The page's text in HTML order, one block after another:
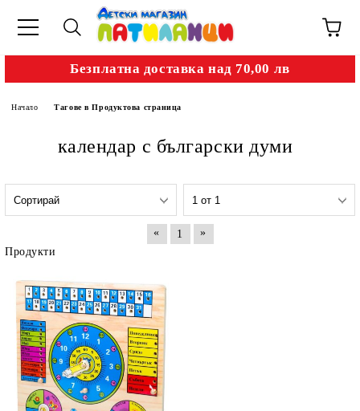
Безплатна доставка над 70,00 лв
Начало Тагове в Продуктова страница
календар с български думи
« 1
»
Продукти